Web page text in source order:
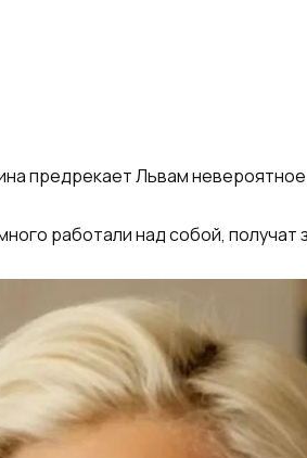
предрекает Львам
работали над собой,